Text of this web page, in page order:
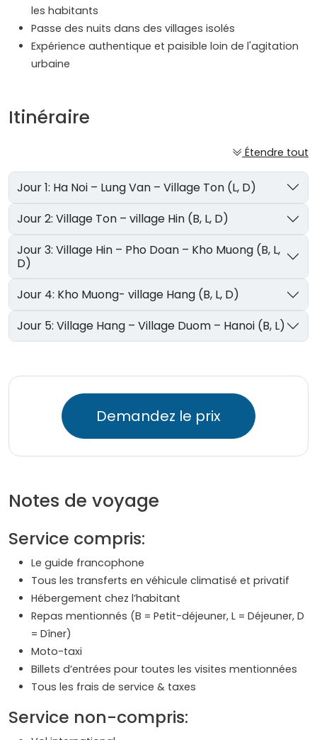
les habitants
Passe des nuits dans des villages isolés
Expérience authentique et paisible loin de l'agitation
urbaine
Itinéraire
Étendre tout
Jour 1: Ha Noi – Lung Van – Village Ton (L, D)
Jour 2: Village Ton – village Hin (B, L, D)
Jour 3: Village Hin – Pho Doan – Kho Muong (B, L,
D)
Jour 4: Kho Muong- village Hang (B, L, D)
Jour 5: Village Hang – Village Duom – Hanoi (B, L)
Demandez le prix
Notes de voyage
Service compris:
Le guide francophone
Tous les transferts en véhicule climatisé et privatif
Hébergement chez l’habitant
Repas mentionnés (B = Petit-déjeuner, L = Déjeuner, D
= Dîner)
Moto-taxi
Billets d’entrées pour toutes les visites mentionnées
Tous les frais de service & taxes
Service non-compris: